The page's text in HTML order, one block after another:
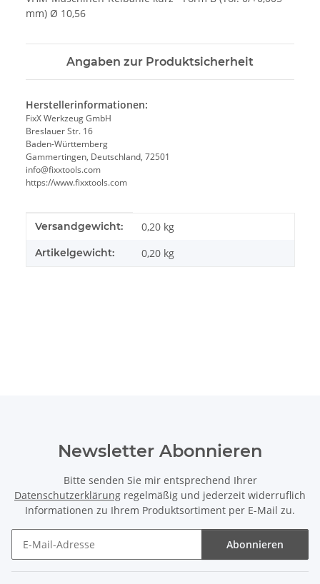
mm) Ø 10,56
Angaben zur Produktsicherheit
Herstellerinformationen:
FixX Werkzeug GmbH
Breslauer Str. 16
Baden-Württemberg
Gammertingen, Deutschland, 72501
info@fixxtools.com
https://www.fixxtools.com
Produkteigenschaft
Wert
Versandgewicht: 0,20 kg
Artikelgewicht: 0,20 kg
Newsletter Abonnieren
Bitte senden Sie mir entsprechend Ihrer
Datenschutzerklärung regelmäßig und jederzeit widerruflich
Informationen zu Ihrem Produktsortiment per E-Mail zu.
Abonnieren